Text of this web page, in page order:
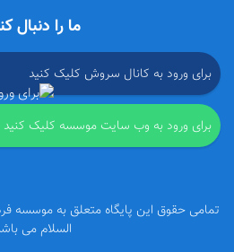
ما را دنبال
برای ورود به کانال سروش کلیک کنید
برای ورود به وب سایت موسسه کلیک کنید
تمامی حقوق این پایگاه متعلق به موسسه
السلام می